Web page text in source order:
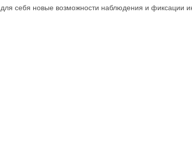
себя новые возможности наблюдения и фиксации